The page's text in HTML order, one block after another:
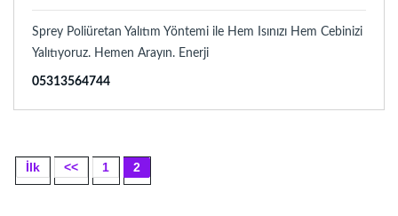
Sprey Poliüretan Yalıtım Yöntemi ile Hem Isınızı Hem Cebinizi
Yalıtıyoruz. Hemen Arayın. Enerji
05313564744
İlk << 1 2